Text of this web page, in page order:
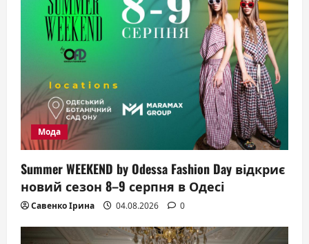
Мода
Summer WEEKEND by Odessa Fashion Day відкриє
новий сезон 8–9 серпня в Одесі
Савенко Ірина 04.08.2026 0